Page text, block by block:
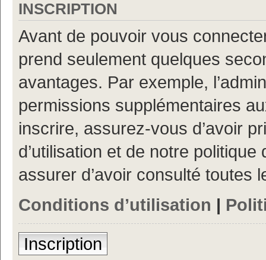
INSCRIPTION
Avant de pouvoir vous
prend seulement quelques
avantages. Par exemple,
permissions supplémentaires
inscrire, assurez-vous d’avoir
d’utilisation et de notre
assurer d’avoir consulté toutes
Conditions d’utilisation |
Inscription